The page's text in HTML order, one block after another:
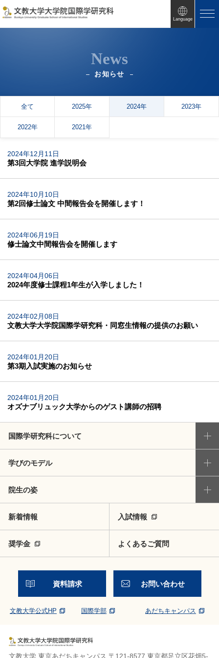
Language
News
お知らせ
全て 2025年 2024年 2023年
2022年 2021年
2024年12月11日
第3回大学院 進学説明会
2024年10月10日
第2回修士論文 中間報告会を開催します！
2024年06月19日
修士論文中間報告会を開催します
2024年04月06日
2024年度修士課程1年生が入学しました！
2024年02月08日
文教大学大学院国際学研究科・同窓生情報の提供のお願い
2024年01月20日
第3期入試実施のお知らせ
2024年01月20日
オズナブリュック大学からのゲスト講師の招聘
国際学研究科について
学びのモデル
院生の姿
新着情報 入試情報
奨学金 よくあるご質問
資料請求 お問い合わせ
文教大学公式HP 国際学部 あだちキャンパス
文教大学 東京あだちキャンパス 〒121-8577 東京都足立区花畑5-